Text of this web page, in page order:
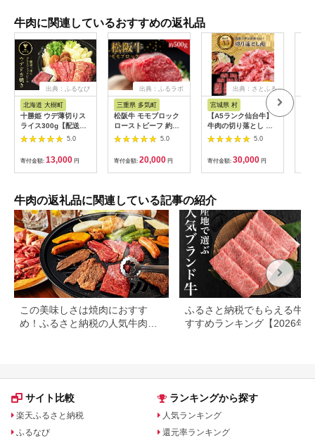
牛肉に関連しているおすすめの返礼品
出典：ふるなび
北海道 大樹町
十勝姫 ウデ薄切りス
ライス300g【配送不
可地域：離島】
【1397674】
5.0
寄付金額: 13,000 円
出典：ふるラボ
三重県 多気町
松阪牛 モモブロック
ローストビーフ 約
500g 国産牛 和牛 ブ
ランド牛 JGAP家
畜・畜産物 農場
HACCP認証農場 牛肉
肉 高級 人気 おすすめ
日本三大和牛 松阪 松
坂牛 松坂 モモ ビーフ
シチュー カレー 霜降
り 三重県 多気町 SS-
32
5.0
寄付金額: 20,000 円
出典：さとふる
宮城県 村
【A5ランク仙台牛】
牛肉の切り落とし 合
計1.8kg(300g×6) 小
分けで使い勝手も◎
5.0
寄付金額: 30,000 円
牛肉の返礼品に関連している記事の紹介
この美味しさは焼肉におすす
め！ふるさと納税の人気牛肉還
ふるさと納税でもらえる牛肉
すすめランキング【2026年
サイト比較
楽天ふるさと納税
ふるなび
ランキングから探す
人気ランキング
還元率ランキング